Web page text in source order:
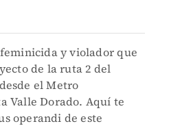
y violador que
de la ruta 2 del
el Metro
Valle Dorado. Aquí te
operandi de este